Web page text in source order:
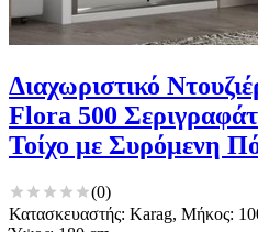
Διαχωριστικό
Flora 500
Τοίχο με Συρόμενη
(0)
Κατασκευαστής: Karag, Μήκος: